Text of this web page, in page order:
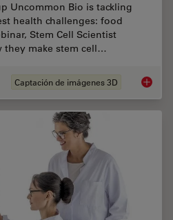
Uncommon Bio is tackling
health challenges: food
Stem Cell Scientist
they make stem cell…
Captación de imágenes 3D